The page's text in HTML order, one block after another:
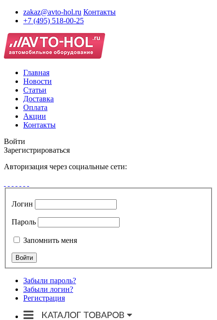
zakaz@avto-hol.ru Контакты
+7 (495) 518-00-25
Главная
Новости
Статьи
Доставка
Оплата
Акции
Контакты
Войти
Зарегистрироваться
Авторизация через социальные сети:
Логин
Пароль
Запомнить меня
Забыли пароль?
Забыли логин?
Регистрация